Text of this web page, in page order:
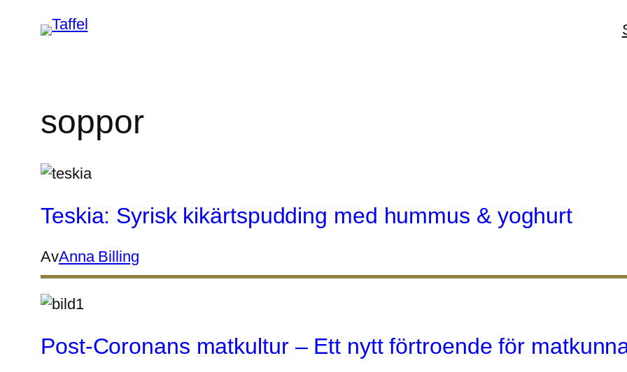
soppor
Teskia: Syrisk kikärtspudding med hummus & yoghurt
AvAnna Billing
Post-Coronans matkultur – Ett nytt förtroende för